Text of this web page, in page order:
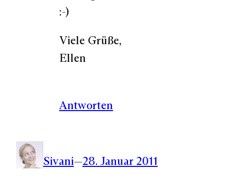
:-)
Viele Grüße,
Ellen
Antworten
Sivani—28. Januar 2011